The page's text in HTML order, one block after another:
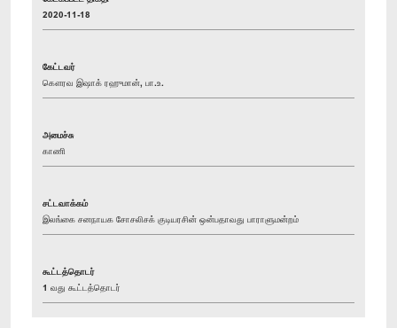
2020-11-18
கேட்டவர்
கௌரவ இஷாக் ரஹுமான், பா.உ.
அமைச்சு
காணி
சட்டவாக்கம்
இலங்கை சனநாயக சோசலிசக் குடியரசின் ஒன்பதாவது பாராளுமன்றம்
கூட்டத்தொடர்
1 வது கூட்டத்தொடர்